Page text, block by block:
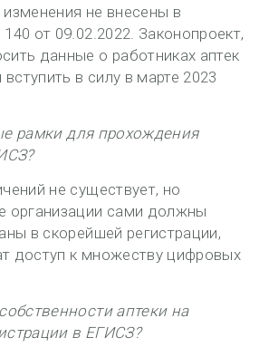
не внесены в
от 09.02.2022. Законопроект,
данные о работниках аптек
в силу в марте 2023
рамкидляпрохождения
?
не существует, но
организации сами должны
в скорейшей регистрации,
доступ к множеству цифровых
аптекина
в ЕГИСЗ?